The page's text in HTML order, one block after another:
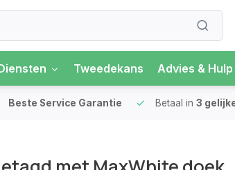
Tweedekans Advies & Hulp
Beste Service Garantie Betaal in 3